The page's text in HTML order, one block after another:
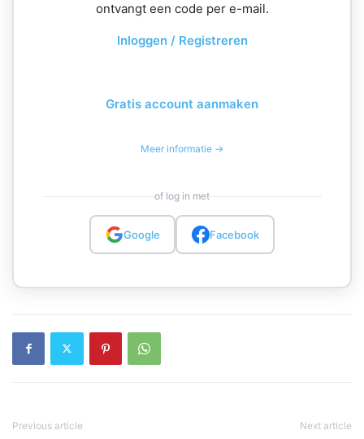
ontvangt een code per e-mail.
Inloggen / Registreren
Gratis account aanmaken
Meer informatie →
of log in met
Google Facebook
Previous article Next article